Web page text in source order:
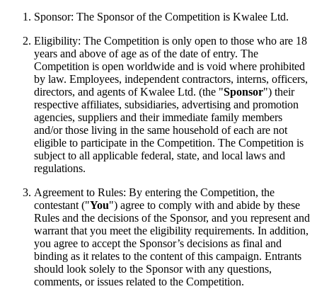
Sponsor: The Sponsor of the Competition is Kwalee Ltd.
Eligibility: The Competition is only open to those who are 18
years and above of age as of the date of entry. The
Competition is open worldwide and is void where prohibited
by law. Employees, independent contractors, interns, officers,
directors, and agents of Kwalee Ltd. (the "Sponsor") their
respective affiliates, subsidiaries, advertising and promotion
agencies, suppliers and their immediate family members
and/or those living in the same household of each are not
eligible to participate in the Competition. The Competition is
subject to all applicable federal, state, and local laws and
regulations.
Agreement to Rules: By entering the Competition, the
contestant ("You") agree to comply with and abide by these
Rules and the decisions of the Sponsor, and you represent and
warrant that you meet the eligibility requirements. In addition,
you agree to accept the Sponsor’s decisions as final and
binding as it relates to the content of this campaign. Entrants
should look solely to the Sponsor with any questions,
comments, or issues related to the Competition.